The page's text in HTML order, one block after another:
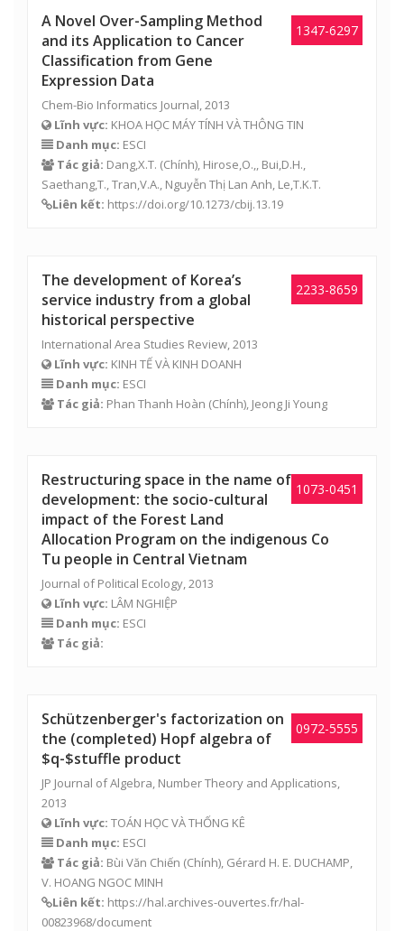
1347-6297
A Novel Over-Sampling Method
and its Application to Cancer
Classification from Gene
Expression Data
Chem-Bio Informatics Journal, 2013
Lĩnh vực: KHOA HỌC MÁY TÍNH VÀ THÔNG TIN
Danh mục: ESCI
Tác giả: Dang,X.T. (Chính), Hirose,O.,, Bui,D.H.,
Saethang,T., Tran,V.A., Nguyễn Thị Lan Anh , Le,T.K.T.
Liên kết: https://doi.org/10.1273/cbij.13.19
2233-8659
The development of Korea’s
service industry from a global
historical perspective
International Area Studies Review, 2013
Lĩnh vực: KINH TẾ VÀ KINH DOANH
Danh mục: ESCI
Tác giả: Phan Thanh Hoàn (Chính), Jeong Ji Young
1073-0451
Restructuring space in the name of
development: the socio-cultural
impact of the Forest Land
Allocation Program on the indigenous Co
Tu people in Central Vietnam
Journal of Political Ecology, 2013
Lĩnh vực: LÂM NGHIỆP
Danh mục: ESCI
Tác giả:
0972-5555
Schützenberger's factorization on
the (completed) Hopf algebra of
$q-$stuffle product
JP Journal of Algebra, Number Theory and Applications,
2013
Lĩnh vực: TOÁN HỌC VÀ THỐNG KÊ
Danh mục: ESCI
Tác giả: Bùi Văn Chiến (Chính), Gérard H. E. DUCHAMP,
V. HOANG NGOC MINH
Liên kết: https://hal.archives-ouvertes.fr/hal-
00823968/document